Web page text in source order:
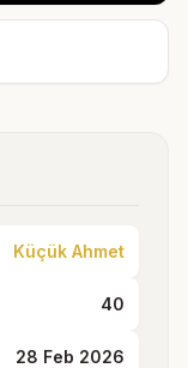
Küçük Ahmet
40
28 Feb 2026